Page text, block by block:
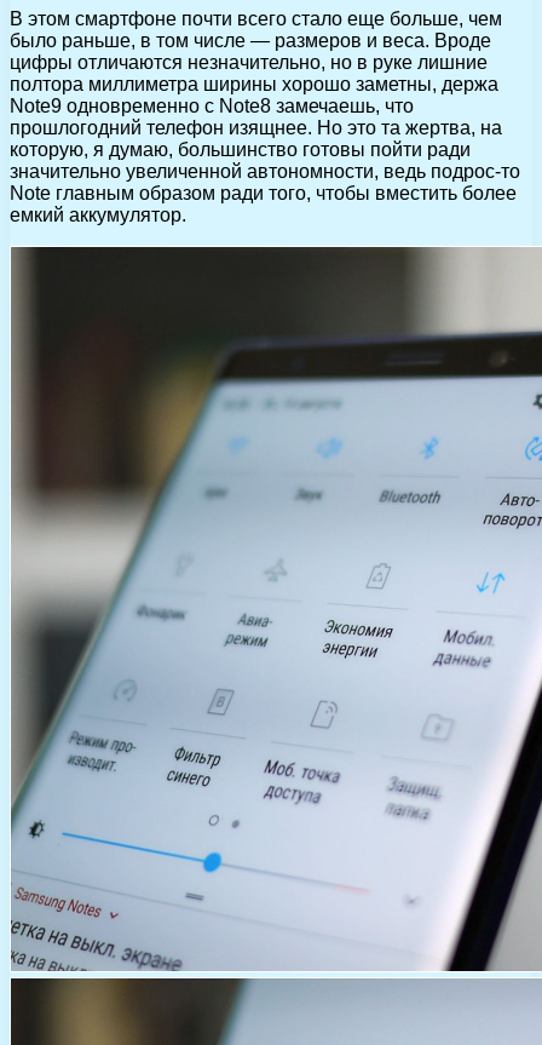
В этом смартфоне почти всего стало еще больше, чем
было раньше, в том числе — размеров и веса. Вроде
цифры отличаются незначительно, но в руке лишние
полтора миллиметра ширины хорошо заметны, держа
Note9 одновременно c Note8 замечаешь, что
прошлогодний телефон изящнее. Но это та жертва, на
которую, я думаю, большинство готовы пойти ради
значительно увеличенной автономности, ведь подрос-то
Note главным образом ради того, чтобы вместить более
емкий аккумулятор.